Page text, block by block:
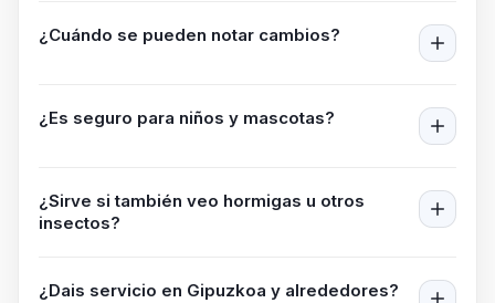
¿Cuándo se pueden notar cambios?
¿Es seguro para niños y mascotas?
¿Sirve si también veo hormigas u otros
insectos?
¿Dais servicio en Gipuzkoa y alrededores?